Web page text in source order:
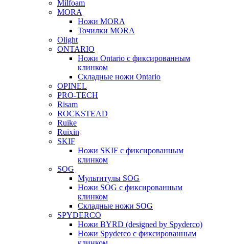
Milfoam
MORA
Ножи MORA
Точилки MORA
Olight
ONTARIO
Ножи Ontario c фиксированным
клинком
Складные ножи Ontario
OPINEL
PRO-TECH
Risam
ROCKSTEAD
Ruike
Ruixin
SKIF
Ножи SKIF с фиксированным
клинком
SOG
Мультитулы SOG
Ножи SOG с фиксированным
клинком
Складные ножи SOG
SPYDERCO
Ножи BYRD (designed by Spyderco)
Ножи Spyderco c фиксированным